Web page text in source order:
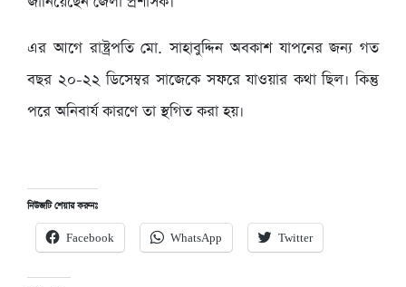
এর আগে রাষ্ট্রপতি মো. সাহাবুদ্দিন অবকাশ যাপনের জন্য গত
বছর ২০-২২ ডিসেম্বর সাজেকে সফরে যাওয়ার কথা ছিল। কিন্তু
পরে অনিবার্য কারণে তা স্থগিত করা হয়।
নিউজটি শেয়ার করুনঃ
Facebook WhatsApp Twitter